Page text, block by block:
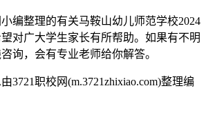
编整理的有关马鞍山幼儿师范学校2024
对广大学生家长有所帮助。如果有不明
询，会有专业老师给你解答。
3721职校网(m.3721zhixiao.com)整理编